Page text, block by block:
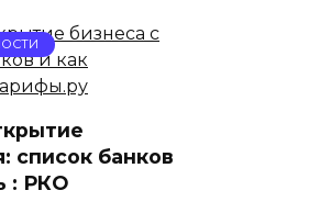
список банков
: РКО